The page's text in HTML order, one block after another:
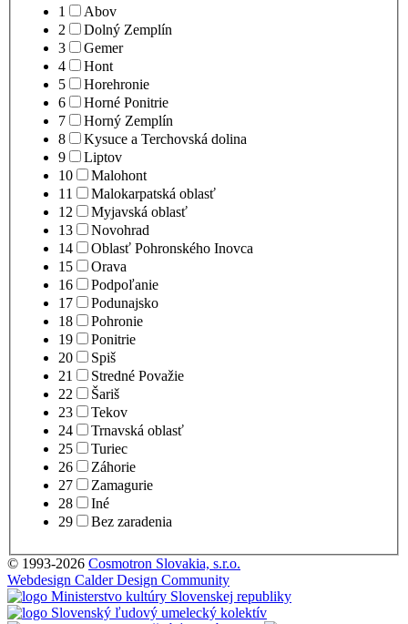
1
Abov
2
Dolný Zemplín
3
Gemer
4
Hont
5
Horehronie
6
Horné Ponitrie
7
Horný Zemplín
8
Kysuce a Terchovská dolina
9
Liptov
10
Malohont
11
Malokarpatská oblasť
12
Myjavská oblasť
13
Novohrad
14
Oblasť Pohronského Inovca
15
Orava
16
Podpoľanie
17
Podunajsko
18
Pohronie
19
Ponitrie
20
Spiš
21
Stredné Považie
22
Šariš
23
Tekov
24
Trnavská oblasť
25
Turiec
26
Záhorie
27
Zamagurie
28
Iné
29
Bez zaradenia
© 1993-2026 Cosmotron Slovakia, s.r.o.
Webdesign Calder Design Community